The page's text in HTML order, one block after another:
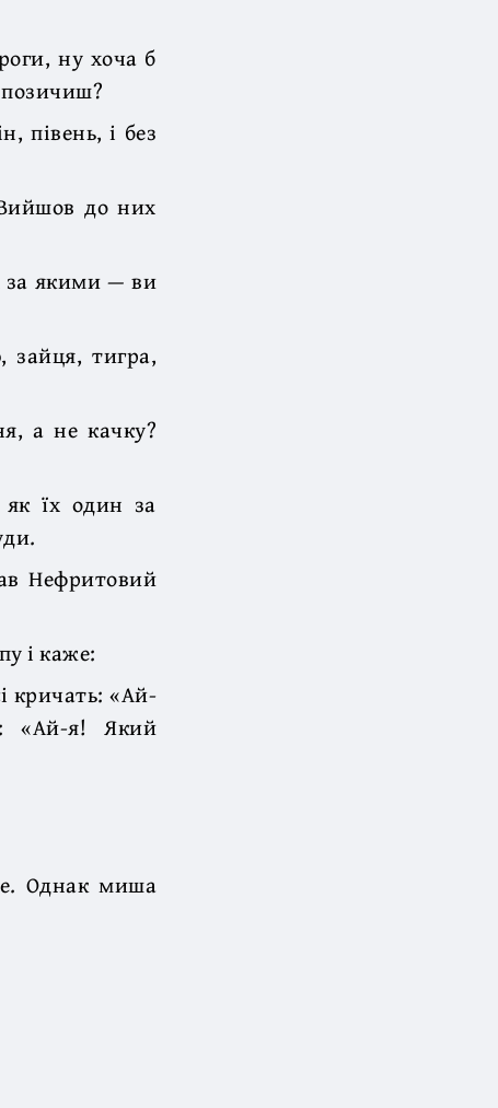
ну хоча б
півень, і без
Вийшов до них
за якими — ви
зайця, тигра,
а не качку?
як їх один за
Нефритовий
і каже:
кричать: «Ай-
«Ай-я! Який
Однак миша